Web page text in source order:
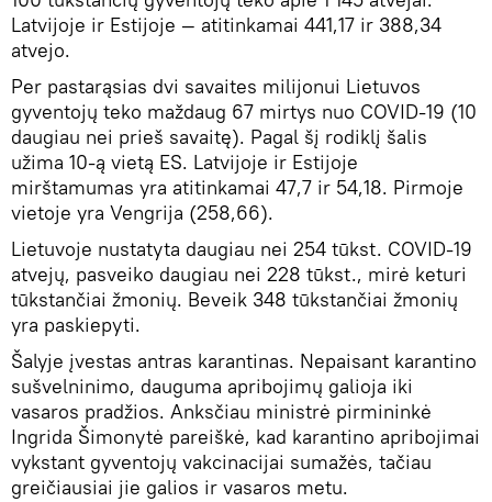
Latvijoje ir Estijoje — atitinkamai 441,17 ir 388,34
atvejo.
Per pastarąsias dvi savaites milijonui Lietuvos
gyventojų teko maždaug 67 mirtys nuo COVID-19 (10
daugiau nei prieš savaitę). Pagal šį rodiklį šalis
užima 10-ą vietą ES. Latvijoje ir Estijoje
mirštamumas yra atitinkamai 47,7 ir 54,18. Pirmoje
vietoje yra Vengrija (258,66).
Lietuvoje nustatyta daugiau nei 254 tūkst. COVID-19
atvejų, pasveiko daugiau nei 228 tūkst., mirė keturi
tūkstančiai žmonių. Beveik 348 tūkstančiai žmonių
yra paskiepyti.
Šalyje įvestas antras karantinas. Nepaisant karantino
sušvelninimo, dauguma apribojimų galioja iki
vasaros pradžios. Anksčiau ministrė pirmininkė
Ingrida Šimonytė pareiškė, kad karantino apribojimai
vykstant gyventojų vakcinacijai sumažės, tačiau
greičiausiai jie galios ir vasaros metu.